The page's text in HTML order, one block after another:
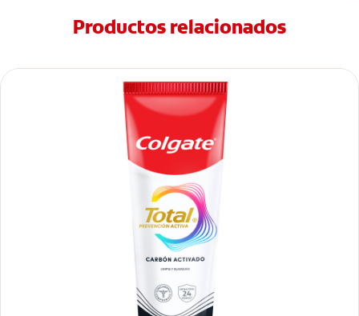
Productos relacionados